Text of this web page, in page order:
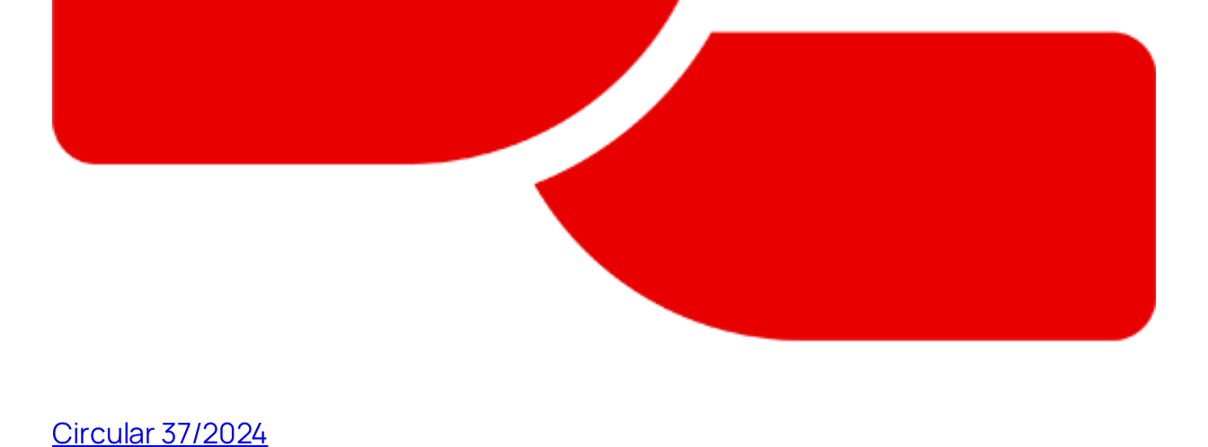
Circular 37/2024